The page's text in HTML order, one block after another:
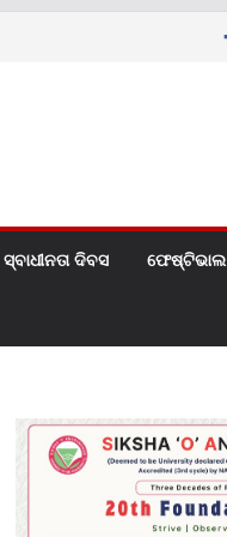
ସ୍ବାଧୀନତା ଦିବସ ଫେଷ୍ଟିଭାଲ